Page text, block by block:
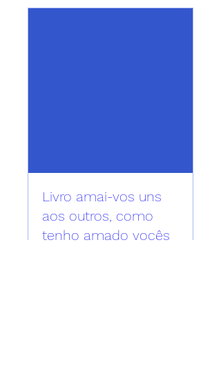
Livro amai-vos uns
aos outros, como
tenho amado vocês